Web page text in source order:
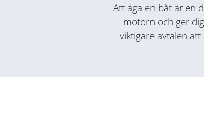
Att äga en båt är en
motorn och ger
viktigare avtalen